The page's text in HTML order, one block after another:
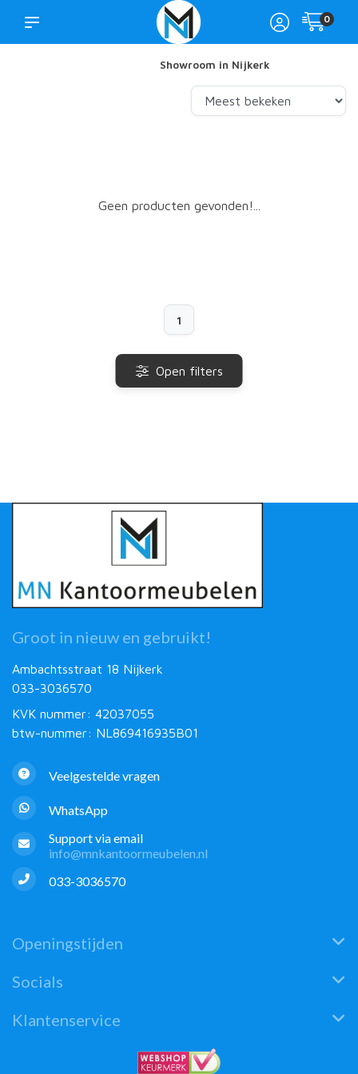
0
Showroom in Nijkerk
Geen producten gevonden!...
1
Open filters
Groot in nieuw en gebruikt!
Ambachtsstraat 18 Nijkerk
033-3036570
KVK nummer: 42037055
btw-nummer: NL869416935B01
Veelgestelde vragen
WhatsApp
Support via email
info@mnkantoormeubelen.nl
033-3036570
Openingstijden
Socials
Klantenservice